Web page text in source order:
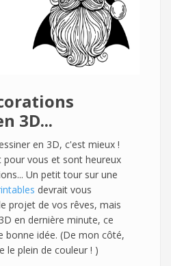
3D...
en 3D, c'est mieux !
vous et sont heureux
Un petit tour sur une
devrait vous
projet de vos rêves, mais
en dernière minute, ce
bonne idée. (De mon côté,
le plein de couleur ! )